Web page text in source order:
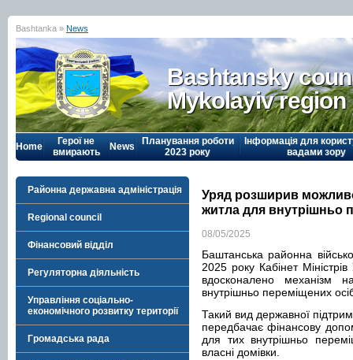
Bashtanka » News
Bashtansky
Mykolayiv region
Home
Герої не
вмирають
News
Планування роботи
2023 року
Інформація для
вадами зору
Районна державна адміністрація
Regional council
Фінансовий відділ
Регуляторна діяльність
Управління соціально-
економічного розвитку території
Громадська рада
Уряд розширив
житла для внутрішньо
08/05/2025
Баштанська районна
2025 року Кабінет
вдосконалено механізм
внутрішньо переміщених
Такий вид державної
передбачає фінансову
для тих внутрішньо
власні домівки.